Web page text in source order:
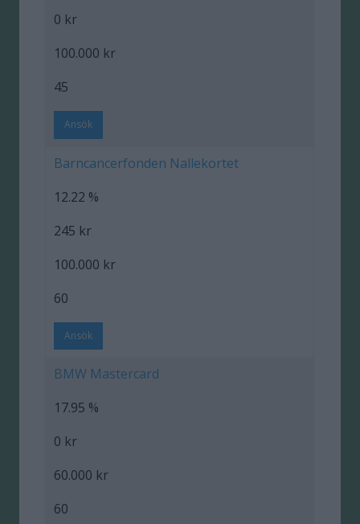
0 kr
100.000 kr
45
Ansök
Barncancerfonden Nallekortet
12.22 %
245 kr
100.000 kr
60
Ansök
BMW Mastercard
17.95 %
0 kr
60.000 kr
60